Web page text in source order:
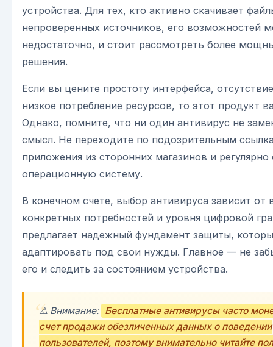
устройства. Для тех, кто активно скачивает
непроверенных источников, его возможностей
недостаточно, и стоит рассмотреть более
решения.
Если вы цените простоту интерфейса,
низкое потребление ресурсов, то этот продукт
Однако, помните, что ни один антивирус не
смысл. Не переходите по подозрительным
приложения из сторонних магазинов и регулярно
операционную систему.
В конечном счете, выбор антивируса зависит от
конкретных потребностей и уровня цифровой
предлагает надежный фундамент защиты,
адаптировать под свои нужды. Главное — не
его и следить за состоянием устройства.
⚠️ Внимание: Бесплатные антивирусы часто
счет продажи обезличенных данных о поведении
пользователей, поэтому внимательно читайте